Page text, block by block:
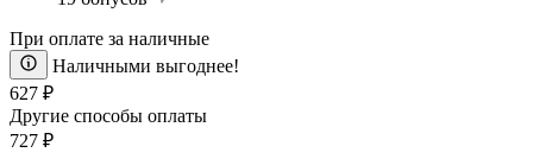
При оплате за наличные
Наличными выгоднее!
627 ₽
Другие способы оплаты
727 ₽